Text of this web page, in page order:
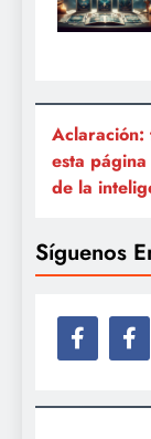
Aclaración:
esta
de la
Síguenos